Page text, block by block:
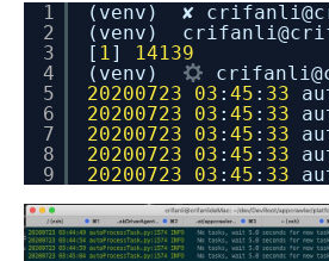
1
2
3
4
5
6
7
8
9
(venv) ✘
(venv)
[ 1]
14139
(venv)
20200723
03 : 45 : 33
20200723
03 : 45 : 33
20200723
03 : 45 : 33
20200723
03 : 45 : 33
20200723
03 : 45 : 33